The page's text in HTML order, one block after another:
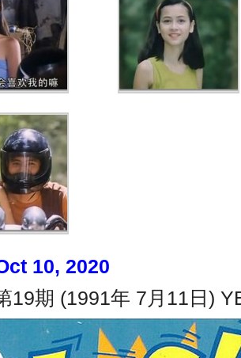
10, 2020
19期 (1991年 7月11日)